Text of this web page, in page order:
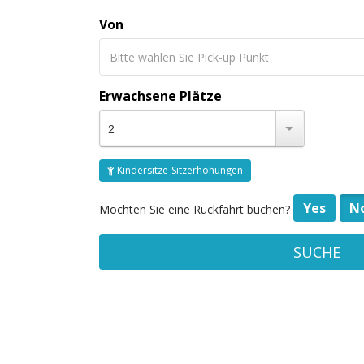
Von
Erwachsene Plätze
2
Kindersitze-Sitzerhöhungen
Möchten Sie eine Rückfahrt buchen? Yes
SUCHE